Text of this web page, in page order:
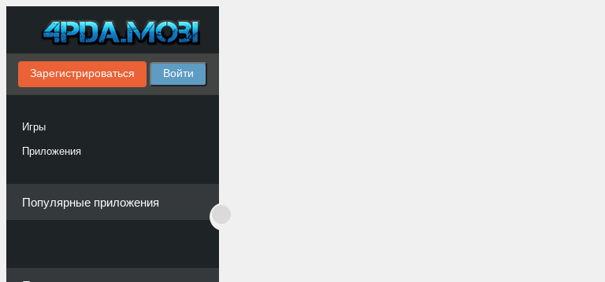
Зарегистрироваться Войти
Игры
Приложения
Популярные приложения